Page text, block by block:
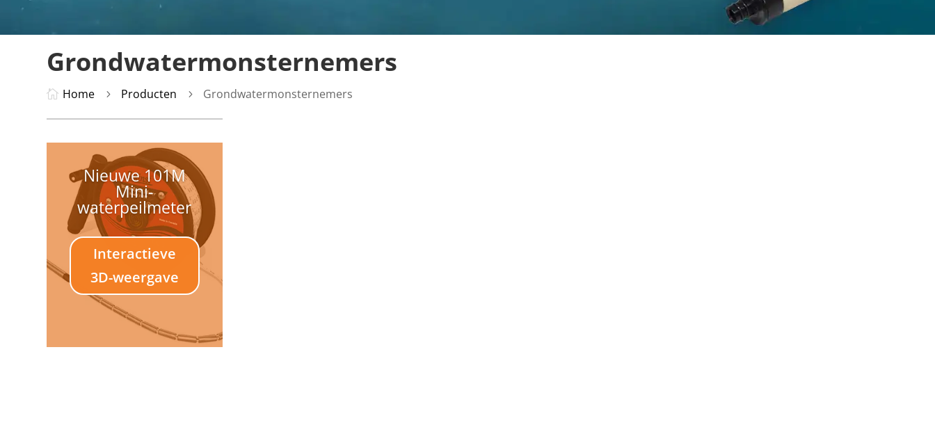
Grondwatermonsternemers
 Home 5 Producten 5 Grondwatermonsternemers
Nieuwe 101M
Mini-
waterpeilmeter
Interactieve
3D-weergave